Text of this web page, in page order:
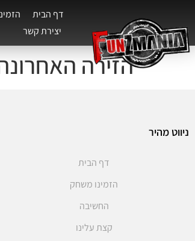
דף הבית
יצירת קשר
הזירה
ניווט מהיר
דף הבית
הזמינו משחק
החשיבה
קצת עלינו